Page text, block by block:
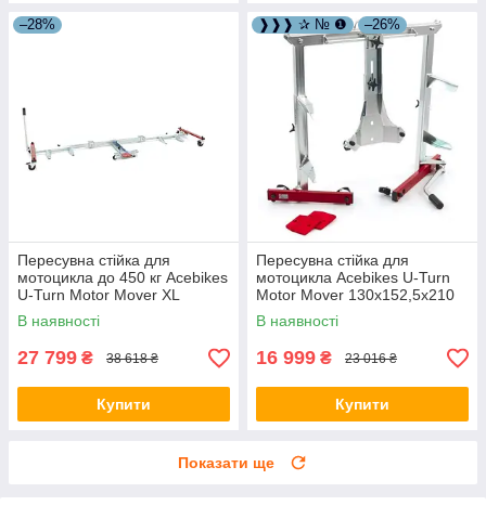
–28%
Пересувна стійка для
мотоцикла до 450 кг Acebikes
U-Turn Motor Mover XL
638720
В наявності
27 799 ₴ 38 618 ₴
Купити
❱❱❱ ✰ № ❶ –26%
Пересувна стійка для
мотоцикла Acebikes U-Turn
Motor Mover 130x152,5x210
5010
В наявності
16 999 ₴ 23 016 ₴
Купити
Показати ще